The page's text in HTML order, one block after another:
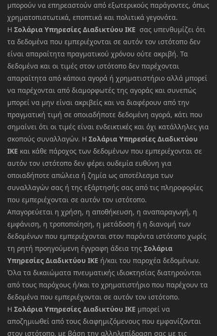
μπορούν να επηρεαστούν από εξωτερικούς παράγοντες, όπως
χρηματοπιστωτικά, εποπτικά και πολιτικά γεγονότα.
Η Σολάρια Υπηρεσίες Διαδικτύου ΙΚΕ σας υπενθυμίζει ότι
τα δεδομένα που εμπεριέχονται σε αυτόν τον ιστότοπο δεν
είναι απαραίτητα πραγματικού χρόνου ούτε ακριβή. Τα
δεδομένα και οι τιμές στον ιστότοπο δεν παρέχονται
απαραίτητα από κάποια αγορά ή χρηματιστήριο αλλά μπορεί
να παρέχονται από διαμορφωτές της αγοράς και συνεπώς
μπορεί να μην είναι ακριβείς και να διαφέρουν από την
πραγματική τιμή σε οποιαδήποτε δεδομένη αγορά, κάτι που
σημαίνει ότι οι τιμές είναι ενδεικτικές και όχι κατάλληλες για
σκοπούς συναλλαγών. Η Σολάρια Υπηρεσίες Διαδικτύου
ΙΚΕ και κάθε πάροχος των δεδομένων που εμπεριέχονται σε
αυτόν τον ιστότοπο δεν φέρει ουδεμία ευθύνη για
οποιαδήποτε απώλεια ή ζημία ως αποτέλεσμα των
συναλλαγών σας ή της εξάρτησής σας από τις πληροφορίες
που εμπεριέχονται σε αυτόν τον ιστότοπο.
Απαγορεύεται η χρήση, η αποθήκευση, η αναπαραγωγή, η
εμφάνιση, η τροποποίηση, η μετάδοση ή η διανομή των
δεδομένων που εμπεριέχονται στον παρόντα ιστότοπο χωρίς
τη ρητή προηγούμενη έγγραφη άδεια της Σολάρια
Υπηρεσίες Διαδικτύου ΙΚΕ ή/και του παροχέα δεδομένων.
Όλα τα δικαιώματα πνευματικής ιδιοκτησίας διατηρούνται
από τους παρόχους ή/και το χρηματιστήριο που παρέχουν τα
δεδομένα που εμπεριέχονται σε αυτόν τον ιστότοπο.
Η Σολάρια Υπηρεσίες Διαδικτύου ΙΚΕ μπορεί να
αποζημιωθεί από τους διαφημιζόμενους που εμφανίζονται
στον ιστότοπο, με βάση την αλληλεπίδραση σας με τις